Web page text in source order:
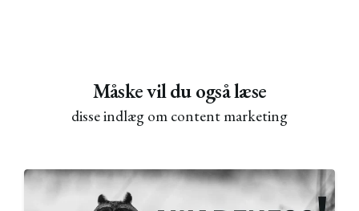
Måske vil du også læse
disse indlæg om content marketing